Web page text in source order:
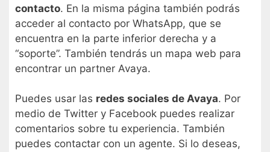
contacto. En la misma página también podrás
acceder al contacto por WhatsApp, que se
encuentra en la parte inferior derecha y a
“soporte”. También tendrás un mapa web para
encontrar un partner Avaya.
Puedes usar las redes sociales de Avaya. Por
medio de Twitter y Facebook puedes realizar
comentarios sobre tu experiencia. También
puedes contactar con un agente. Si lo deseas,